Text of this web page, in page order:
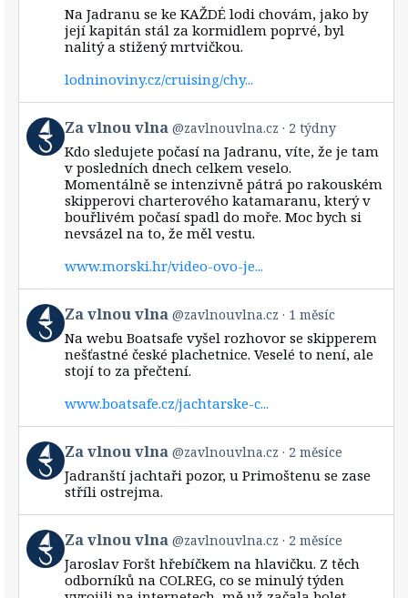
BlueskyNa Jadranu se ke KAŽDÉ lodi chovám, jako by
její kapitán stál za kormidlem poprvé, byl
nalitý a stižený mrtvičkou.
lodninoviny.cz/cruising/chy...
View
post
by
Bluesky
Za vlnou vlna @zavlnouvlna.cz 2 týdny
Kdo sledujete počasí na Jadranu, víte, že je tam
v posledních dnech celkem veselo.
Momentálně se intenzivně pátrá po rakouském
skipperovi charterového katamaranu, který v
bouřlivém počasí spadl do moře. Moc bych si
nevsázel na to, že měl vestu.
www.morski.hr/video-ovo-je...
View
post
by
Za vlnou vlna @zavlnouvlna.cz 1 měsíc
Na webu Boatsafe vyšel rozhovor se skipperem
nešťastné české plachetnice. Veselé to není, ale
stojí to za přečtení.
www.boatsafe.cz/jachtarske-c...
View
post
by
vlnou
vlna
on
Bluesky
Za vlnou vlna @zavlnouvlna.cz 2 měsíce
Jadranští jachtaři pozor, u Primoštenu se zase
stříli ostrejma.
View
post
by
Za vlnou vlna @zavlnouvlna.cz 2 měsíce
Jaroslav Foršt hřebíčkem na hlavičku. Z těch
odborníků na COLREG, co se minulý týden